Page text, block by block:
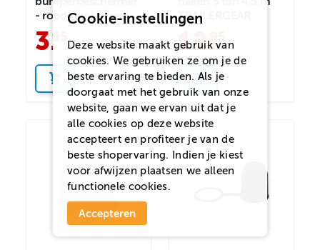
- rood - universeel
3.95
TRAILERGEAR
12.
Cookie-instellingen
Deze website maakt gebruik van
cookies. We gebruiken ze om je de
beste ervaring te bieden. Als je
doorgaat met het gebruik van onze
website, gaan we ervan uit dat je
alle cookies op deze website
accepteert en profiteer je van de
beste shopervaring. Indien je kiest
voor afwijzen plaatsen we alleen
functionele cookies.
Accepteren